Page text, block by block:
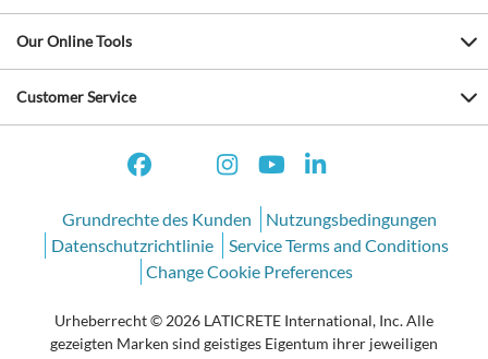
Our Online Tools
Customer Service
Grundrechte des Kunden
Nutzungsbedingungen
Datenschutzrichtlinie
Service Terms and Conditions
Change Cookie Preferences
Urheberrecht © 2026 LATICRETE International, Inc. Alle
gezeigten Marken sind geistiges Eigentum ihrer jeweiligen